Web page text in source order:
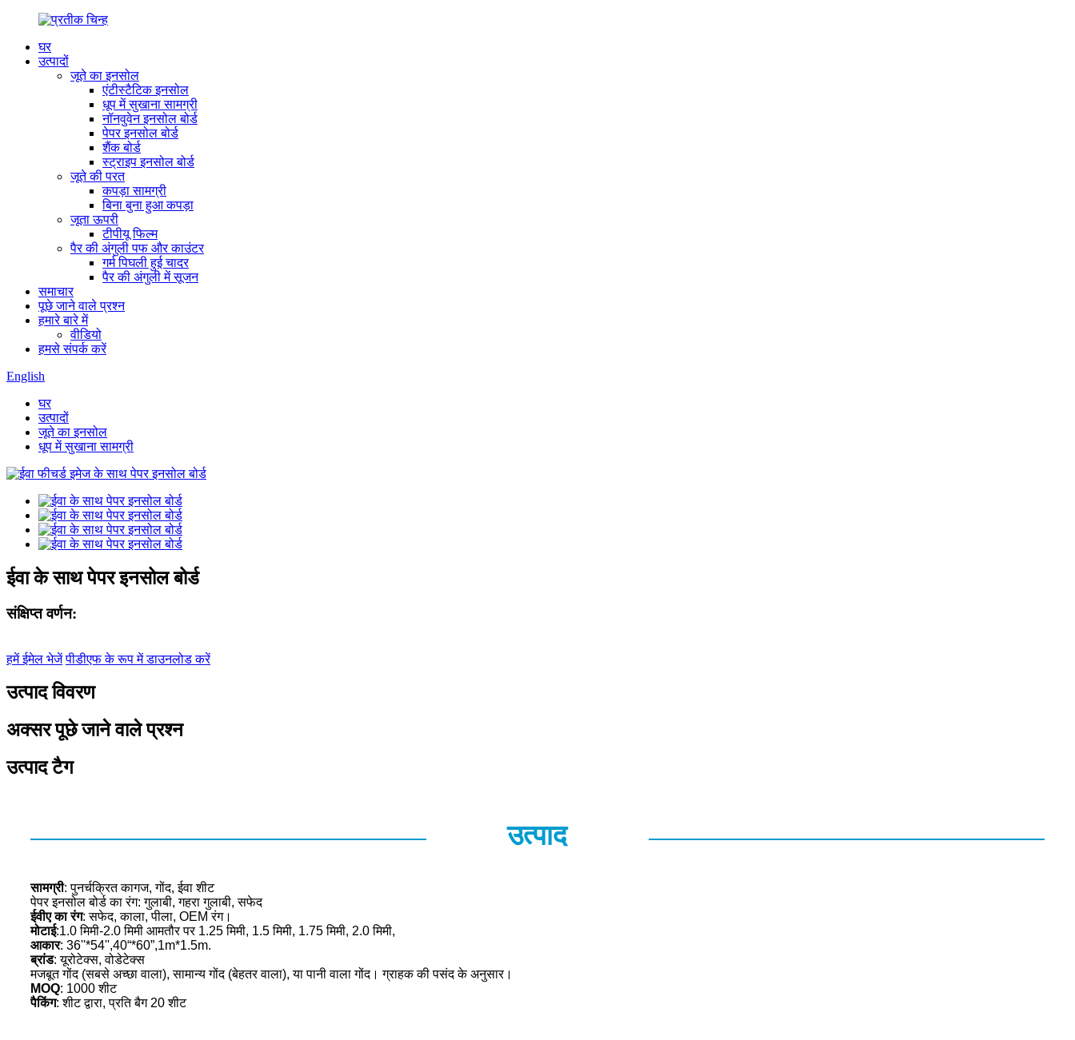
घर
उत्पादों
जूते का इनसोल
एंटीस्टैटिक इनसोल
धूप में सुखाना सामग्री
नॉनवुवेन इनसोल बोर्ड
पेपर इनसोल बोर्ड
शैंक बोर्ड
स्ट्राइप इनसोल बोर्ड
जूते की परत
कपड़ा सामग्री
बिना बुना हुआ कपड़ा
जूता ऊपरी
टीपीयू फिल्म
पैर की अंगुली पफ और काउंटर
गर्म पिघली हुई चादर
पैर की अंगुली में सूजन
समाचार
पूछे जाने वाले प्रश्न
हमारे बारे में
वीडियो
हमसे संपर्क करें
English
घर
उत्पादों
जूते का इनसोल
धूप में सुखाना सामग्री
ईवा के साथ पेपर इनसोल बोर्ड
संक्षिप्त वर्णन:
हमें ईमेल भेजें पीडीएफ के रूप में डाउनलोड करें
उत्पाद विवरण
अक्सर पूछे जाने वाले प्रश्न
उत्पाद टैग
उत्पाद
सामग्री: पुनर्चक्रित कागज, गोंद, ईवा शीट
पेपर इनसोल बोर्ड का रंग: गुलाबी, गहरा गुलाबी, सफेद
ईवीए का रंग: सफेद, काला, पीला, OEM रंग।
मोटाई:1.0 मिमी-2.0 मिमी आमतौर पर 1.25 मिमी, 1.5 मिमी, 1.75 मिमी, 2.0 मिमी,
आकार: 36''*54'',40“*60”,1m*1.5m.
ब्रांड: यूरोटेक्स, वोडेटेक्स
मजबूत गोंद (सबसे अच्छा वाला), सामान्य गोंद (बेहतर वाला), या पानी वाला गोंद। ग्राहक की पसंद के अनुसार।
MOQ: 1000 शीट
पैकिंग: शीट द्वारा, प्रति बैग 20 शीट